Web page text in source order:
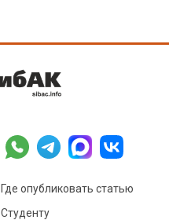
Где опубликовать статью
Студенту